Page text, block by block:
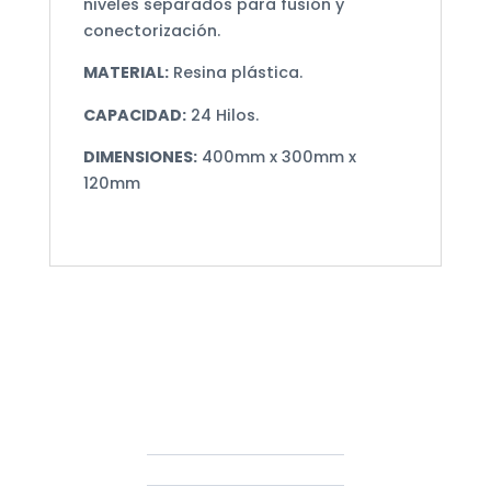
conectorización.
MATERIAL:Resina plástica.
CAPACIDAD:24 Hilos.
DIMENSIONES:400mm x 300mm x
120mm